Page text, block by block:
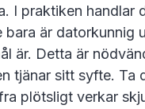
I praktiken handlar
är datorkunnig
är. Detta är
tjänar sitt syfte. Ta
plötsligt verkar